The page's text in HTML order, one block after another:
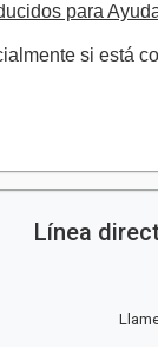
para
si está
Línea